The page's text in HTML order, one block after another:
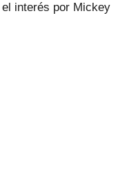
interés por Mickey